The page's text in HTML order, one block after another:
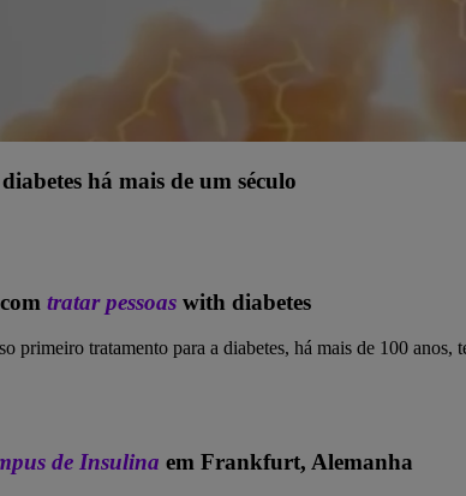
há mais de um século
tratar pessoas with diabetes
primeiro tratamento para a diabetes, há mais de 100
de Insulina em Frankfurt, Alemanha